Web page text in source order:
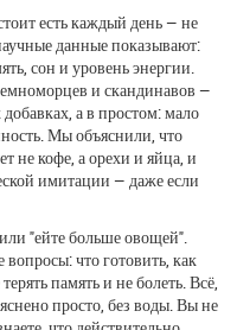
есть каждый день — не
данные показывают:
сон и уровень энергии.
и скандинавов —
а в простом: мало
Мы объяснили, что
не кофе, а орехи и яйца, и
имитации — даже если
"ейте больше овощей".
что готовить, как
память и не болеть. Всё,
просто, без воды. Вы не